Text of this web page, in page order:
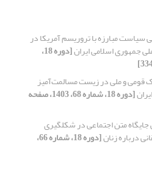
سیاست مبارزه با تروریسم آمریکا در
جمهوری اسلامی ایران [دوره 18،
قومی و ملی در زیست مسالمت‌آمیز
[دوره 18، شماره 68، 1403، صفحه
متن اجتماعی در شکل‏گیری
درباره زنان [دوره 18، شماره 66،